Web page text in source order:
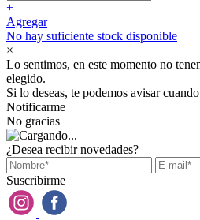
+
Agregar
No hay suficiente stock disponible
×
Lo sentimos, en este momento no
elegido.
Si lo deseas, te podemos avisar
Notificarme
No gracias
¿Desea recibir novedades?
Suscribirme